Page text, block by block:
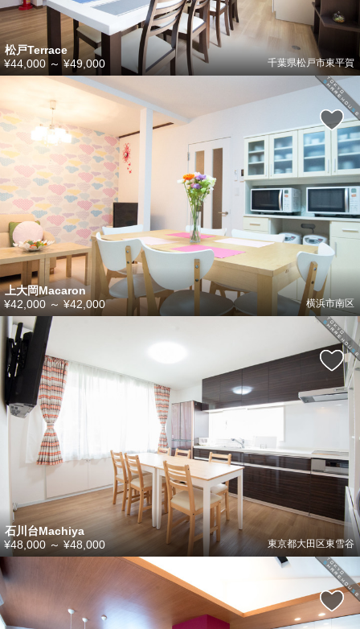
松戸Terrace
千葉県松戸市東平賀
¥44,000 ～¥49,000
上大岡Macaron
横浜市南区
¥42,000 ～ ¥42,000
石川台Machiya
東京都大田区東雪谷
¥48,000 ～¥48,000